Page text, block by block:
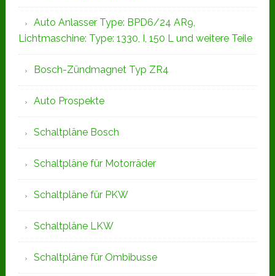
Auto Anlasser Type: BPD6/24 AR9,
Lichtmaschine: Type: 1330, I, 150 L und weitere Teile
Bosch-Zündmagnet Typ ZR4
Auto Prospekte
Schaltpläne Bosch
Schaltpläne für Motorräder
Schaltpläne für PKW
Schaltpläne LKW
Schaltpläne für Ombibusse